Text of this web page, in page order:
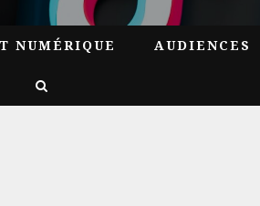
NUMÉRIQUE AUDIENCES